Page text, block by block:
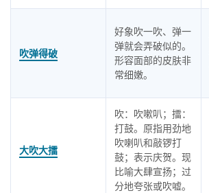
吹弹得破
好象吹一吹、弹一
弹就会弄破似的。
形容面部的皮肤非
常细嫩。
大吹大擂
吹：吹嗽叭；擂：
打鼓。原指用劲地
吹喇叭和敲锣打
鼓；表示庆贺。现
比喻大肆宣扬；过
分地夸张或吹嘘。